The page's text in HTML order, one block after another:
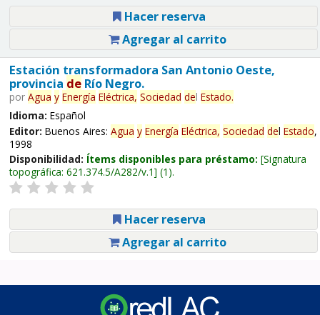
Hacer reserva
Agregar al carrito
Estación transformadora San Antonio Oeste,
provincia deRío Negro.
por Agua y Energía Eléctrica, Sociedad del Estado.
Idioma: Español
Editor: Buenos Aires: Agua y Energía Eléctrica, Sociedad del Estado,
1998
Disponibilidad: Ítems disponibles para préstamo: Signatura
topográfica: 621.374.5/A282/v.1 (1).
Hacer reserva
Agregar al carrito